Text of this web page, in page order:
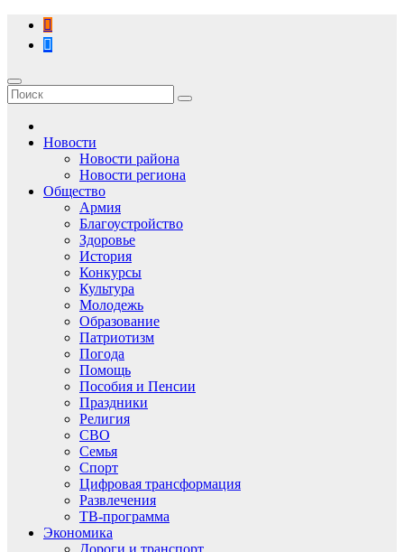
Перейти
содержимому
Новости
Новости района
Новости региона
Общество
Армия
Благоустройство
Здоровье
История
Конкурсы
Культура
Молодежь
Образование
Патриотизм
Погода
Помощь
Пособия и Пенсии
Праздники
Религия
СВО
Семья
Спорт
Цифровая трансформация
Развлечения
ТВ-программа
Экономика
Дороги и транспорт